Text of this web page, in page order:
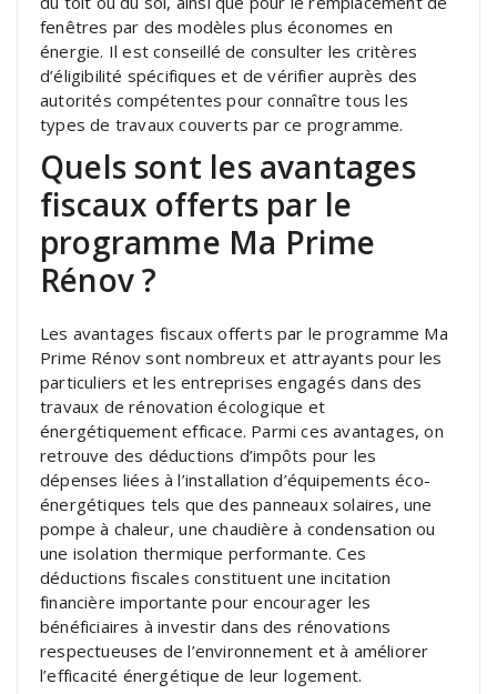
fenêtres par des modèles plus économes en
énergie. Il est conseillé de consulter les critères
d’éligibilité spécifiques et de vérifier auprès des
autorités compétentes pour connaître tous les
types de travaux couverts par ce programme.
Quels sont les avantages
fiscaux offerts par le
programme Ma Prime
Rénov ?
Les avantages fiscaux offerts par le programme Ma
Prime Rénov sont nombreux et attrayants pour les
particuliers et les entreprises engagés dans des
travaux de rénovation écologique et
énergétiquement efficace. Parmi ces avantages, on
retrouve des déductions d’impôts pour les
dépenses liées à l’installation d’équipements éco-
énergétiques tels que des panneaux solaires, une
pompe à chaleur, une chaudière à condensation ou
une isolation thermique performante. Ces
déductions fiscales constituent une incitation
financière importante pour encourager les
bénéficiaires à investir dans des rénovations
respectueuses de l’environnement et à améliorer
l’efficacité énergétique de leur logement.